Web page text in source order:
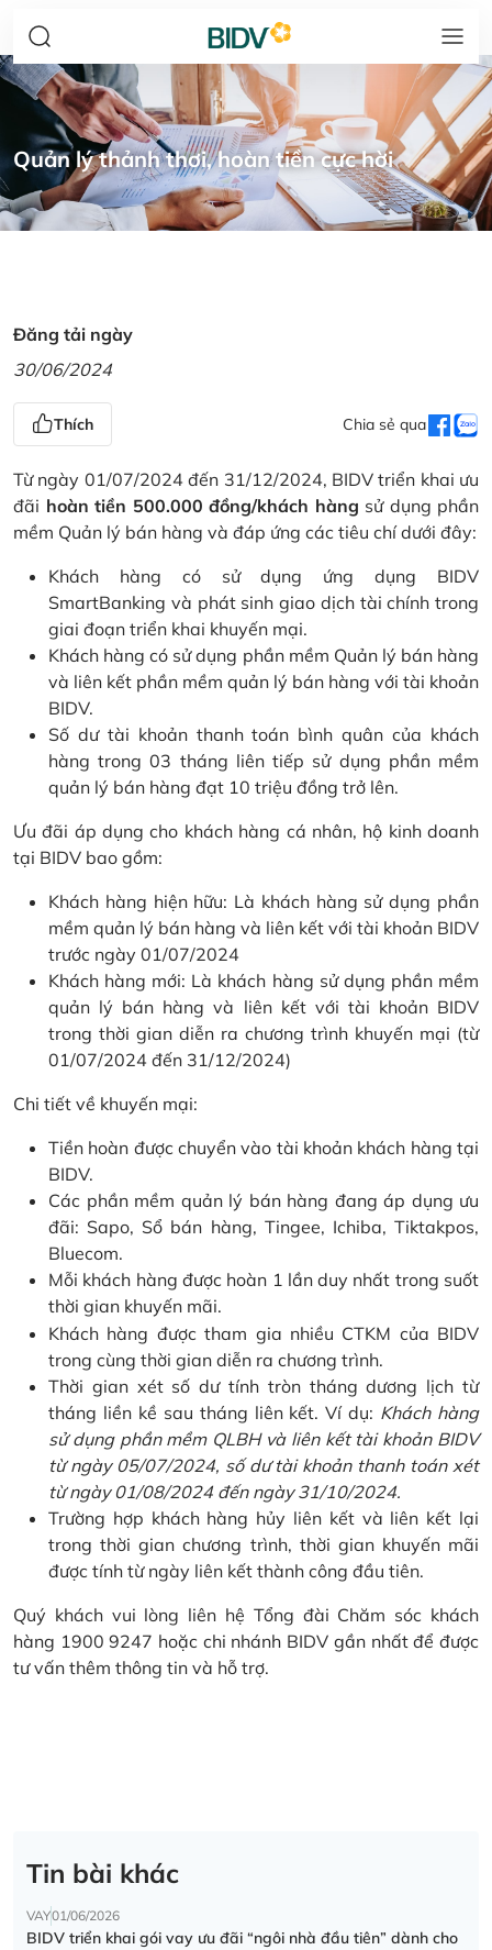
Quản lý thảnh thơi, hoàn tiền cực hời
Đăng tải ngày
30/06/2024
Thích Chia sẻ qua
Từ ngày 01/07/2024 đến 31/12/2024, BIDV triển khai ưu
đãi hoàn tiền 500.000 đồng/khách hàng sử dụng phần
mềm Quản lý bán hàng và đáp ứng các tiêu chí dưới đây:
Khách hàng có sử dụng ứng dụng BIDV
SmartBanking và phát sinh giao dịch tài chính trong
giai đoạn triển khai khuyến mại.
Khách hàng có sử dụng phần mềm Quản lý bán hàng
và liên kết phần mềm quản lý bán hàng với tài khoản
BIDV.
Số dư tài khoản thanh toán bình quân của khách
hàng trong 03 tháng liên tiếp sử dụng phần mềm
quản lý bán hàng đạt 10 triệu đồng trở lên.
Ưu đãi áp dụng cho khách hàng cá nhân, hộ kinh doanh
tại BIDV bao gồm:
Khách hàng hiện hữu: Là khách hàng sử dụng phần
mềm quản lý bán hàng và liên kết với tài khoản BIDV
trước ngày 01/07/2024
Khách hàng mới: Là khách hàng sử dụng phần mềm
quản lý bán hàng và liên kết với tài khoản BIDV
trong thời gian diễn ra chương trình khuyến mại (từ
01/07/2024 đến 31/12/2024)
Chi tiết về khuyến mại:
Tiền hoàn được chuyển vào tài khoản khách hàng tại
BIDV.
Các phần mềm quản lý bán hàng đang áp dụng ưu
đãi: Sapo, Sổ bán hàng, Tingee, Ichiba, Tiktakpos,
Bluecom.
Mỗi khách hàng được hoàn 1 lần duy nhất trong suốt
thời gian khuyến mãi.
Khách hàng được tham gia nhiều CTKM của BIDV
trong cùng thời gian diễn ra chương trình.
Thời gian xét số dư tính tròn tháng dương lịch từ
tháng liền kề sau tháng liên kết. Ví dụ: Khách hàng
sử dụng phần mềm QLBH và liên kết tài khoản BIDV
từ ngày 05/07/2024, số dư tài khoản thanh toán xét
từ ngày 01/08/2024 đến ngày 31/10/2024.
Trường hợp khách hàng hủy liên kết và liên kết lại
trong thời gian chương trình, thời gian khuyến mãi
được tính từ ngày liên kết thành công đầu tiên.
Quý khách vui lòng liên hệ Tổng đài Chăm sóc khách
hàng 1900 9247 hoặc chi nhánh BIDV gần nhất để được
tư vấn thêm thông tin và hỗ trợ.
Tin bài khác
VAY01/06/2026
BIDV triển khai gói vay ưu đãi “ngôi nhà đầu tiên” dành cho